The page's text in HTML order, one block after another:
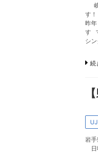
岐
す
昨
す
シ
続
岩
日